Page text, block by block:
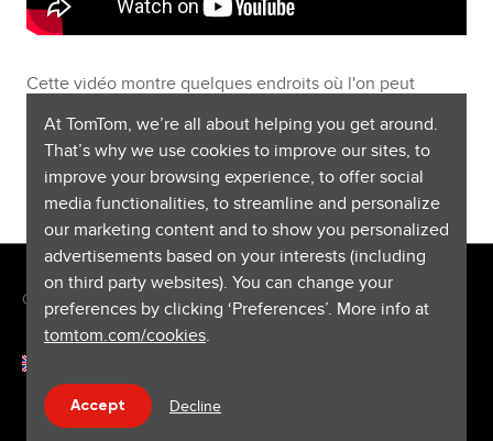
At TomTom, we’re all about helping you get around.
That’s why we use cookies to improve our sites, to
improve your browsing experience, to offer social
media functionalities, to streamline and personalize
our marketing content and to show you personalized
advertisements based on your interests (including
on third party websites). You can change your
preferences by clicking ‘Preferences’. More info at
tomtom.com/cookies.
Accept Decline
Cette vidéo montre quelques endroits où l'on peut
GPS. Voir également :Cartes mémoire compatibles pour
l'installation de cartes
Copyright © 2026 TomTom International BV. All rights reserved.